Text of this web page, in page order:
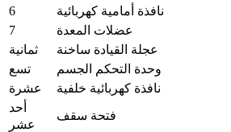
6
نافذة أمامية كهربائية
7
عضلات المعدة
ثمانية
عجلة القيادة ساخنة
تسع
وحدة التحكم الجسم
عشرة
نافذة كهربائية خلفية
أحد
عشر
فتحة سقف